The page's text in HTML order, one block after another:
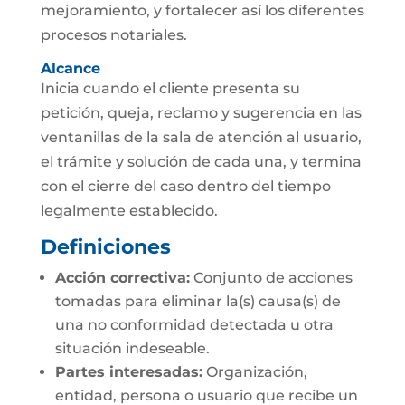
mejoramiento, y fortalecer así los diferentes
procesos notariales.
Alcance
Inicia cuando el cliente presenta su
petición, queja, reclamo y sugerencia en las
ventanillas de la sala de atención al usuario,
el trámite y solución de cada una, y termina
con el cierre del caso dentro del tiempo
legalmente establecido.
Definiciones
Acción correctiva:Conjunto de acciones
tomadas para eliminar la(s) causa(s) de
una no conformidad detectada u otra
situación indeseable.
Partes interesadas:Organización,
entidad, persona o usuario que recibe un